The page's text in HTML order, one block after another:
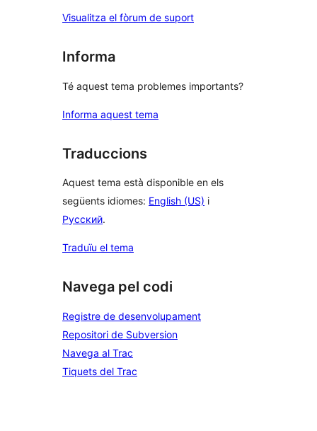
Visualitza el fòrum de suport
Informa
Té aquest tema problemes importants?
Informa aquest tema
Traduccions
Aquest tema està disponible en els
següents idiomes: English (US) i
Русский.
Traduïu el tema
Navega pel codi
Registre de desenvolupament
Repositori de Subversion
Navega al Trac
Tiquets del Trac